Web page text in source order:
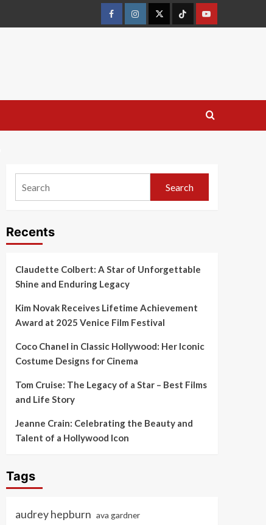
Search
Recents
Claudette Colbert: A Star of Unforgettable
Shine and Enduring Legacy
Kim Novak Receives Lifetime Achievement
Award at 2025 Venice Film Festival
Coco Chanel in Classic Hollywood: Her Iconic
Costume Designs for Cinema
Tom Cruise: The Legacy of a Star – Best Films
and Life Story
Jeanne Crain: Celebrating the Beauty and
Talent of a Hollywood Icon
Tags
audrey hepburn ava gardner